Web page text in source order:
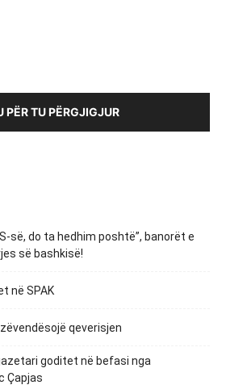
PËR TU PËRGJIGJUR
së, do ta hedhim poshtë”, banorët e
së bashkisë!
në SPAK
qeverisjen
goditet në befasi nga
Çapjas